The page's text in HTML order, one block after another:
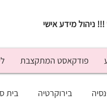
ניהול מידע אישי
פודקאסט המתקצבת
בירוקרטיה בית